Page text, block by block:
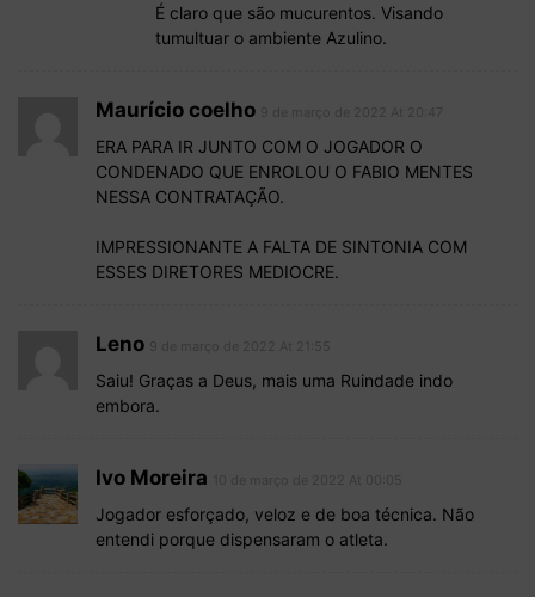
É claro que são mucurentos. Visando
tumultuar o ambiente Azulino.
Maurício coelho
ERA PARA IR JUNTO COM O JOGADOR O
CONDENADO QUE ENROLOU O FABIO MENTES
NESSA CONTRATAÇÃO.
IMPRESSIONANTE A FALTA DE SINTONIA COM
ESSES DIRETORES MEDIOCRE.
Leno
Saiu! Graças a Deus, mais uma Ruindade indo
embora.
Ivo Moreira
Jogador esforçado, veloz e de boa técnica. Não
entendi porque dispensaram o atleta.